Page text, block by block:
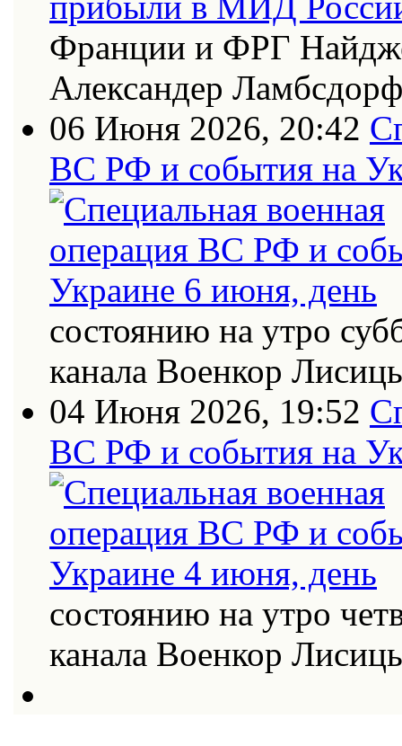
Франции и ФРГ
Александер
06 Июня 2026, 20:42
ВС РФ и события на
состоянию на утро
канала Военкор
04 Июня 2026, 19:52
ВС РФ и события на
состоянию на утро
канала Военкор